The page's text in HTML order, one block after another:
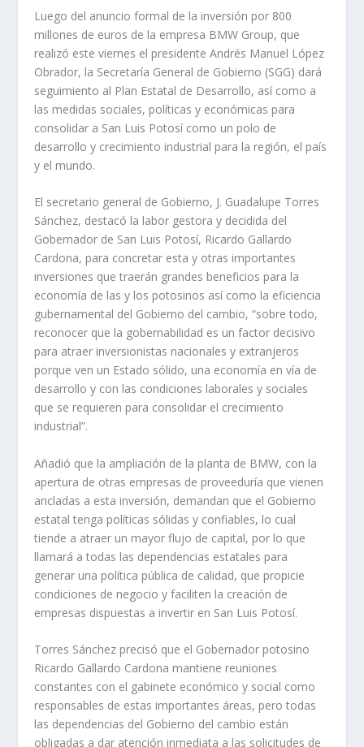
Luego del anuncio formal de la inversión por 800
millones de euros de la empresa BMW Group, que
realizó este viernes el presidente Andrés Manuel López
Obrador, la Secretaría General de Gobierno (SGG) dará
seguimiento al Plan Estatal de Desarrollo, así como a
las medidas sociales, políticas y económicas para
consolidar a San Luis Potosí como un polo de
desarrollo y crecimiento industrial para la región, el país
y el mundo.
El secretario general de Gobierno, J. Guadalupe Torres
Sánchez, destacó la labor gestora y decidida del
Gobernador de San Luis Potosí, Ricardo Gallardo
Cardona, para concretar esta y otras importantes
inversiones que traerán grandes beneficios para la
economía de las y los potosinos así como la eficiencia
gubernamental del Gobierno del cambio, “sobre todo,
reconocer que la gobernabilidad es un factor decisivo
para atraer inversionistas nacionales y extranjeros
porque ven un Estado sólido, una economía en vía de
desarrollo y con las condiciones laborales y sociales
que se requieren para consolidar el crecimiento
industrial”.
Añadió que la ampliación de la planta de BMW, con la
apertura de otras empresas de proveeduría que vienen
ancladas a esta inversión, demandan que el Gobierno
estatal tenga políticas sólidas y confiables, lo cual
tiende a atraer un mayor flujo de capital, por lo que
llamará a todas las dependencias estatales para
generar una política pública de calidad, que propicie
condiciones de negocio y faciliten la creación de
empresas dispuestas a invertir en San Luis Potosí.
Torres Sánchez precisó que el Gobernador potosino
Ricardo Gallardo Cardona mantiene reuniones
constantes con el gabinete económico y social como
responsables de estas importantes áreas, pero todas
las dependencias del Gobierno del cambio están
obligadas a dar atención inmediata a las solicitudes de